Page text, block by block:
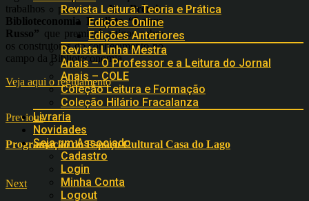
Revista Leitura: Teoria e Prática
Edições Online
Edições Anteriores
Revista Linha Mestra
Anais – O Professor e a Leitura do Jornal
Anais – COLE
Coleção Leitura e Formação
Coleção Hilário Fracalanza
Livraria
Novidades
Seja um Associado
Cadastro
Login
Minha Conta
Logout
trabalhos para oX Prêmio
Biblioteconomia Paulista “Laura
Russo” que premiará artigos sobre
os construtores do conhecimento no
campo da Biblioteconomia.
Veja aqui o regulamento
Previous
Programação do Espaço Cultural Casa do Lago
Next